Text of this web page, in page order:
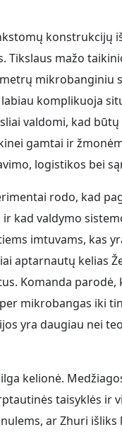
konstrukcijų
Tikslaus mažo
mikrobanginiu
komplikuoja
valdomi, kad būtų
gamtai ir
logistikos bei
rodo, kad
ir kad valdymo
imtuvams, kas
aptarnautų kelias
Komanda parodė,
mikrobangas iki
yra daugiau nei
kelionė.
taisyklės ir
ar Zhuri